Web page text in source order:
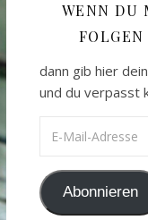
WENN DU
dann gib hier
und du verpasst
Abonnieren